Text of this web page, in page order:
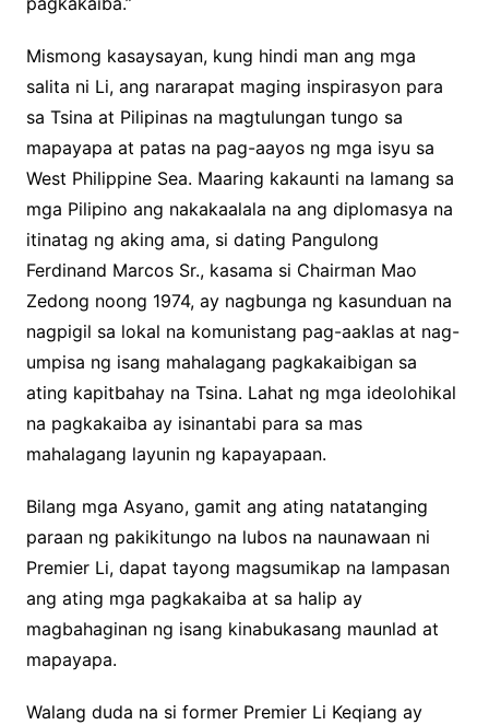
Mismong kasaysayan, kung hindi man ang mga
salita ni Li, ang nararapat maging inspirasyon para
sa Tsina at Pilipinas na magtulungan tungo sa
mapayapa at patas na pag-aayos ng mga isyu sa
West Philippine Sea. Maaring kakaunti na lamang sa
mga Pilipino ang nakakaalala na ang diplomasya na
itinatag ng aking ama, si dating Pangulong
Ferdinand Marcos Sr., kasama si Chairman Mao
Zedong noong 1974, ay nagbunga ng kasunduan na
nagpigil sa lokal na komunistang pag-aaklas at nag-
umpisa ng isang mahalagang pagkakaibigan sa
ating kapitbahay na Tsina. Lahat ng mga ideolohikal
na pagkakaiba ay isinantabi para sa mas
mahalagang layunin ng kapayapaan.
Bilang mga Asyano, gamit ang ating natatanging
paraan ng pakikitungo na lubos na naunawaan ni
Premier Li, dapat tayong magsumikap na lampasan
ang ating mga pagkakaiba at sa halip ay
magbahaginan ng isang kinabukasang maunlad at
mapayapa.
Walang duda na si former Premier Li Keqiang ay